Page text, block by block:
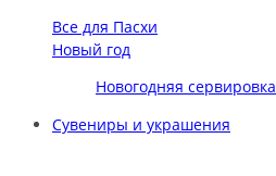
Все для Пасхи
Новый год
Новогодняя сервировка
Сувениры и украшения